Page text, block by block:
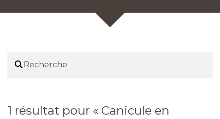
1 résultat pour « Canicule en